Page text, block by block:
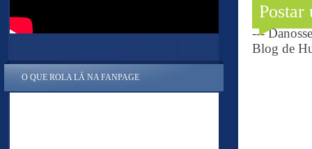
Postar
---
Blog de
O QUE ROLA LÁ NA FANPAGE